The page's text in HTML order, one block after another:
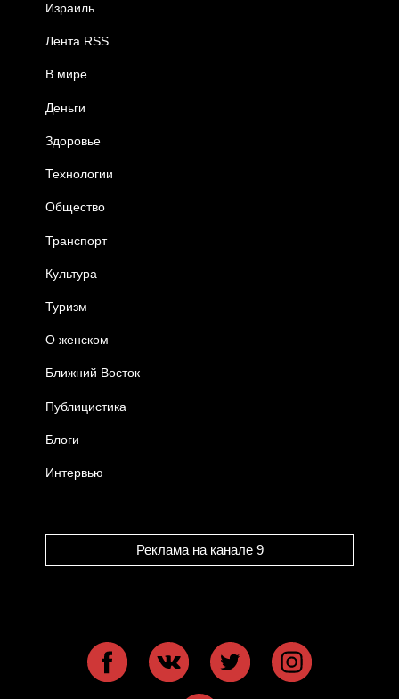
Израиль
Лента RSS
В мире
Деньги
Здоровье
Технологии
Общество
Транспорт
Культура
Туризм
О женском
Ближний Восток
Публицистика
Блоги
Интервью
Реклама на канале 9